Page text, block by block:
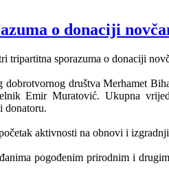
o donaciji
tripartitna sporazuma o donaciji
dobrotvornog društva Merhamet
Emir Muratović. Ukupna
donatoru.
aktivnosti na obnovi i
pogođenim prirodnim i